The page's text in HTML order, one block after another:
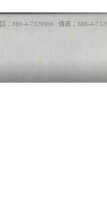
886-4-7329966 傳真：886-4-